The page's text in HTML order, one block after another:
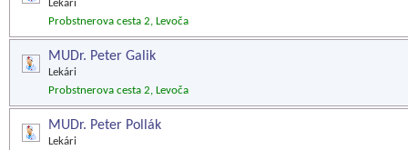
Lekári
Probstnerova cesta 2, Levoča
MUDr. Peter Galik
Lekári
Probstnerova cesta 2, Levoča
MUDr. Peter Pollák
Lekári